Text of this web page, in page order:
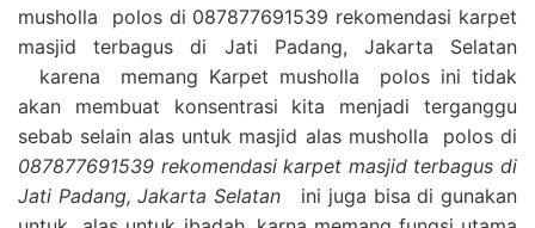
musholla polos di 087877691539 rekomendasi karpet
masjid terbagus di Jati Padang, Jakarta Selatan
karena memang Karpet musholla polos ini tidak
akan membuat konsentrasi kita menjadi terganggu
sebab selain alas untuk masjid alas musholla polos di
087877691539 rekomendasi karpet masjid terbagus di
Jati Padang, Jakarta Selatan
ini juga bisa di gunakan